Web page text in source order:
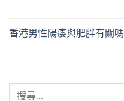
香港男性陽痿與肥胖有關嗎